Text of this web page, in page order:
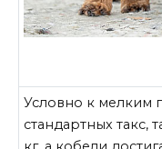
Условно к мелким
стандартных такс,